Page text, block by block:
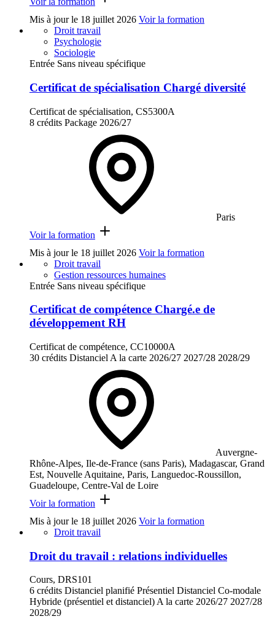
Mis à jour le 18 juillet 2026 Voir la formation
Droit travail
Psychologie
Sociologie
Entrée Sans niveau spécifique
Certificat de spécialisation Chargé diversité
Certificat de spécialisation, CS5300A
8 crédits Package 2026/27
Paris
Voir la formation
Mis à jour le 18 juillet 2026 Voir la formation
Droit travail
Gestion ressources humaines
Entrée Sans niveau spécifique
Certificat de compétence Chargé.e de
développement RH
Certificat de compétence, CC10000A
30 crédits Distanciel A la carte 2026/27 2027/28 2028/29
Auvergne-
Rhône-Alpes, Ile-de-France (sans Paris), Madagascar, Grand
Est, Nouvelle Aquitaine, Paris, Languedoc-Roussillon,
Guadeloupe, Centre-Val de Loire
Voir la formation
Mis à jour le 18 juillet 2026 Voir la formation
Droit travail
Droit du travail : relations individuelles
Cours, DRS101
6 crédits Distanciel planifié Présentiel Distanciel Co-modale
Hybride (présentiel et distanciel)A la carte 2026/27 2027/28
2028/29